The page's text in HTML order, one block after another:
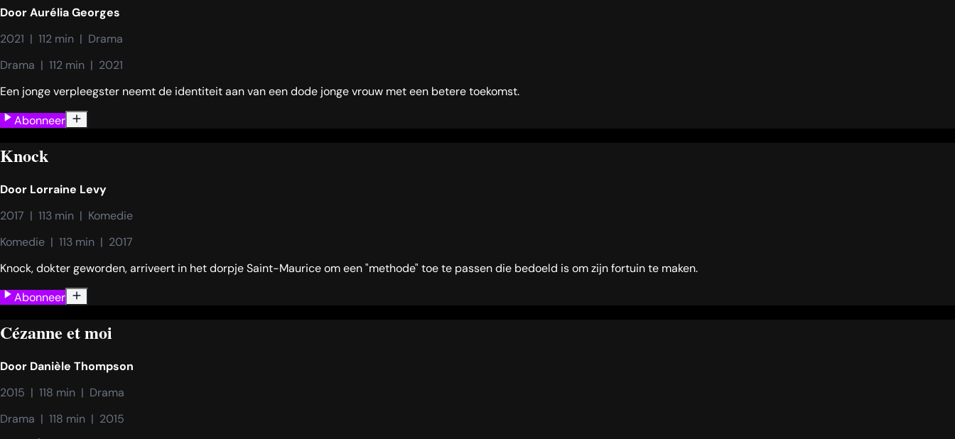
DoorAurélia Georges
2021  |  112 min  |  Drama
Drama  |  112 min  |  2021
Een jonge verpleegster neemt de identiteit aan van een dode jonge vrouw met een betere toekomst.
Abonneer
Knock
Door Lorraine Levy
2017  |  113 min  |  Komedie
Komedie  |  113 min  |  2017
Knock, dokter geworden, arriveert in het dorpje Saint-Maurice om een "methode" toe te passen die bedoeld is om zijn fortuin te maken.
Abonneer
Cézanne et moi
Door Danièle Thompson
2015  |  118 min  |  Drama
Drama  |  118 min  |  2015